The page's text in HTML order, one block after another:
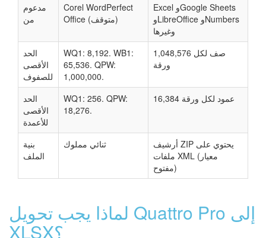
مدعوم
من
Corel WordPerfect
Office (متوقف)
Excel وGoogle Sheets
وLibreOffice وNumbers
وغيرها
الحد
الأقصى
للصفوف
WQ1: 8,192. WB1:
65,536. QPW:
1,000,000.
1,048,576 صف لكل
ورقة
الحد
الأقصى
للأعمدة
WQ1: 256. QPW:
18,276.
16,384 عمود لكل ورقة
بنية
الملف
ثنائي مملوك
أرشيف ZIP يحتوي على
ملفات XML (معيار
مفتوح)
لماذا يجب تحويل Quattro Pro إلى
XLSX؟